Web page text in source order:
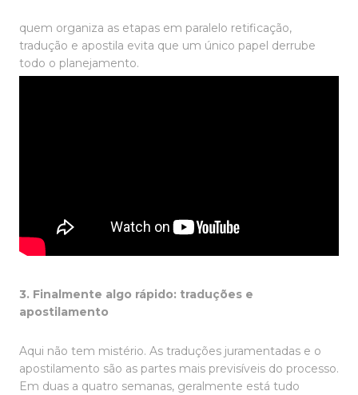
quem organiza as etapas em paralelo retificação,
tradução e apostila evita que um único papel derrube
todo o planejamento.
3. Finalmente algo rápido: traduções e
apostilamento
Aqui não tem mistério. As traduções juramentadas e o
apostilamento são as partes mais previsíveis do processo.
Em duas a quatro semanas, geralmente está tudo